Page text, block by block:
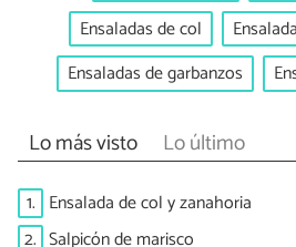
Ensaladas de col
Ensaladas de garbanzos
Lo más visto Lo último
1. Ensalada de col y zanahoria
2. Salpicón de marisco